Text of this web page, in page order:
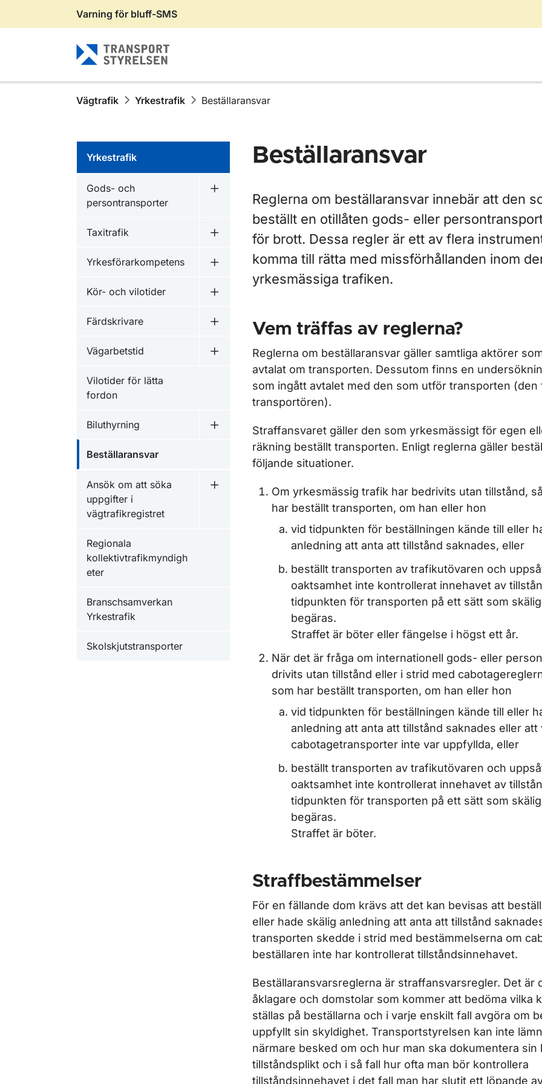
Gå till sidans innehåll
Varning för bluff-SMS
Vägtrafik Yrkestrafik Beställaransvar
Yrkestrafik
Gods- och
persontransporter
Undermeny för Gods- och persontransporter
Taxitrafik
Undermeny för Taxitrafik
Yrkesförarkompetens
Undermeny för Yrkesförarkompetens
Kör- och vilotider
Undermeny för Kör- och vilotider
Färdskrivare
Undermeny för Färdskrivare
Vägarbetstid
Undermeny för Vägarbetstid
Vilotider för lätta
fordon
Biluthyrning
Undermeny för Biluthyrning
Beställaransvar
Ansök om att söka
uppgifter i
vägtrafikregistret
Undermeny för Ansök om att söka uppgifter i vägtrafikregistret
Regionala
kollektivtrafikmyndigh
eter
Branschsamverkan
Yrkestrafik
Skolskjutstransporter
Beställaransvar
Reglerna om beställaransvar innebär att den
beställt en otillåten gods- eller
för brott. Dessa regler är ett av flera
komma till rätta med missförhållanden inom
yrkesmässiga trafiken.
Vem träffas av reglerna?
Reglerna om beställaransvar gäller samtliga aktörer
avtalat om transporten. Dessutom finns en
som ingått avtalet med den som utför transporten (den
transportören).
Straffansvaret gäller den som yrkesmässigt för egen
räkning beställt transporten. Enligt reglerna gäller
följande situationer.
Om yrkesmässig trafik har bedrivits utan tillstånd,
har beställt transporten, om han eller hon
vid tidpunkten för beställningen kände till eller
anledning att anta att tillstånd saknades, eller
beställt transporten av trafikutövaren och
oaktsamhet inte kontrollerat innehavet av
tidpunkten för transporten på ett sätt som
begäras.
Straffet är böter eller fängelse i högst ett år.
När det är fråga om internationell gods- eller
drivits utan tillstånd eller i strid med
som har beställt transporten, om han eller hon
vid tidpunkten för beställningen kände till eller
anledning att anta att tillstånd saknades eller
cabotagetransporter inte var uppfyllda, eller
beställt transporten av trafikutövaren och
oaktsamhet inte kontrollerat innehavet av
tidpunkten för transporten på ett sätt som
begäras.
Straffet är böter.
Straffbestämmelser
För en fällande dom krävs att det kan bevisas att
eller hade skälig anledning att anta att tillstånd
transporten skedde i strid med bestämmelserna om
beställaren inte har kontrollerat tillståndsinnehavet.
Beställaransvarsreglerna är straffansvarsregler. Det är
åklagare och domstolar som kommer att bedöma vilka
ställas på beställarna och i varje enskilt fall avgöra om
uppfyllt sin skyldighet. Transportstyrelsen kan inte
närmare besked om och hur man ska dokumentera sin
tillståndsplikt och i så fall hur ofta man bör kontrollera
tillståndsinnehavet i det fall man har slutit ett löpande